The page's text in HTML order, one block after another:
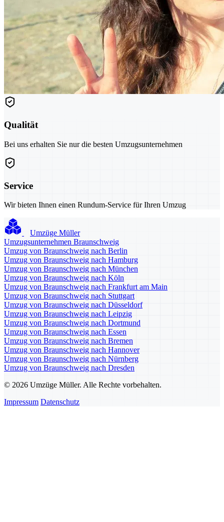
Qualität
Bei uns erhalten Sie nur die besten Umzugsunternehmen
Service
Wir bieten Ihnen einen Rundum-Service für Ihren Umzug
Umzüge Müller
Umzugsunternehmen Braunschweig
Umzug von Braunschweig nach Berlin
Umzug von Braunschweig nach Hamburg
Umzug von Braunschweig nach München
Umzug von Braunschweig nach Köln
Umzug von Braunschweig nach Frankfurt am Main
Umzug von Braunschweig nach Stuttgart
Umzug von Braunschweig nach Düsseldorf
Umzug von Braunschweig nach Leipzig
Umzug von Braunschweig nach Dortmund
Umzug von Braunschweig nach Essen
Umzug von Braunschweig nach Bremen
Umzug von Braunschweig nach Hannover
Umzug von Braunschweig nach Nürnberg
Umzug von Braunschweig nach Dresden
© 2026 Umzüge Müller. Alle Rechte vorbehalten.
Impressum Datenschutz